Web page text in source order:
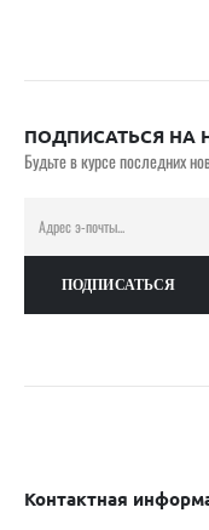
ПОДПИСАТЬСЯ НА
Будьте в курсе последних
Контактная